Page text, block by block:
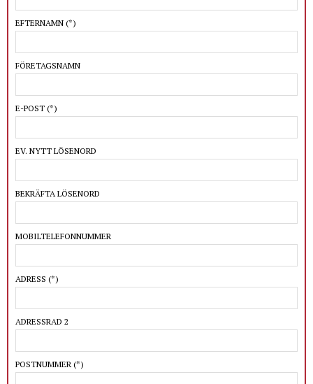
EFTERNAMN (*)
FÖRETAGSNAMN
E-POST (*)
EV. NYTT LÖSENORD
BEKRÄFTA LÖSENORD
MOBILTELEFONNUMMER
ADRESS (*)
ADRESSRAD 2
POSTNUMMER (*)